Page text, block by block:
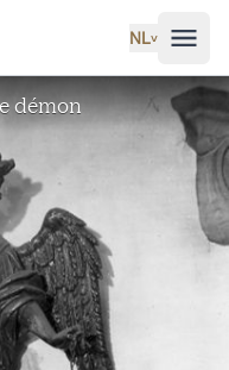
NL˅
démon